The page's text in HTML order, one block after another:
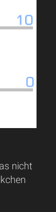
nicht